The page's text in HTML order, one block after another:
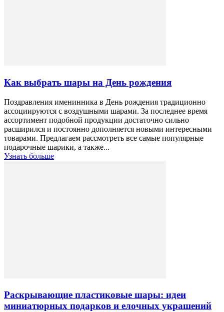
Как выбрать шары на День рождения
Поздравления именинника в День рождения традиционно
ассоциируются с воздушными шарами. За последнее время
ассортимент подобной продукции достаточно сильно
расширился и постоянно дополняется новыми интересными
товарами. Предлагаем рассмотреть все самые популярные
подарочные шарики, а также...
Узнать больше
Раскрывающие пластиковые шары: идеи
миниатюрных подарков и елочных украшений